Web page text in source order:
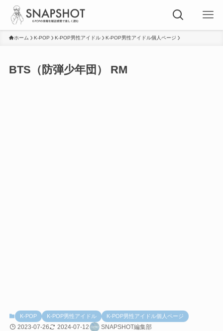
ホーム K-POP K-POP男性アイドル K-POP男性アイドル個人ページ
BTS（防弾少年団） RM
K-POP K-POP男性アイドル K-POP男性アイドル個人ページ
2023-07-26 2024-07-12 SNAPSHOT編集部